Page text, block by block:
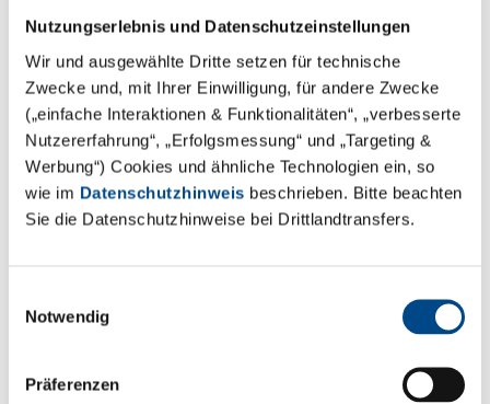
Nutzungserlebnis und Datenschutzeinstellungen
Wir und ausgewählte Dritte setzen für technische
Zwecke und, mit Ihrer Einwilligung, für andere Zwecke
(„einfache Interaktionen & Funktionalitäten“, „verbesserte
Nutzererfahrung“, „Erfolgsmessung“ und „Targeting &
Werbung“) Cookies und ähnliche Technologien ein, so
wie im Datenschutzhinweis beschrieben. Bitte beachten
Sie die Datenschutzhinweise bei Drittlandtransfers.
Notwendig
Präferenzen